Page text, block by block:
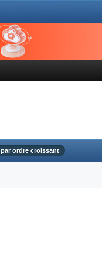
par ordre croissant